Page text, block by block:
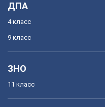
ДПА
4 класс
9 класс
ЗНО
11 класс